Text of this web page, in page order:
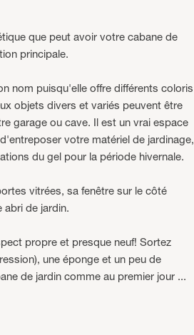
que peut avoir votre cabane de
principale.
nom puisqu'elle offre différents coloris
objets divers et variés peuvent être
garage ou cave. Il est un vrai espace
votre matériel de jardinage,
du gel pour la période hivernale.
vitrées, sa fenêtre sur le côté
abri de jardin.
propre et presque neuf! Sortez
une éponge et un peu de
de jardin comme au premier jour ...